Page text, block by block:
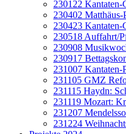
230122 Kantaten-
230402 Matthäus-
230423 Kantaten-
230518 Auffahrt/
230908
230917
231007 Kantaten-
231105 GMZ
231115 Haydn:
231119 Mozart:
231207
231224